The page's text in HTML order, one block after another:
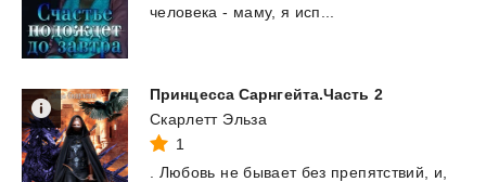
человека - маму, я исп...
Принцесса Сарнгейта.Часть 2
Скарлетт Эльза
1
Любовь не бывает без препятствий,
и,